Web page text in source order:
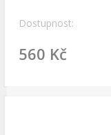
Dostupnost:
560 Kč